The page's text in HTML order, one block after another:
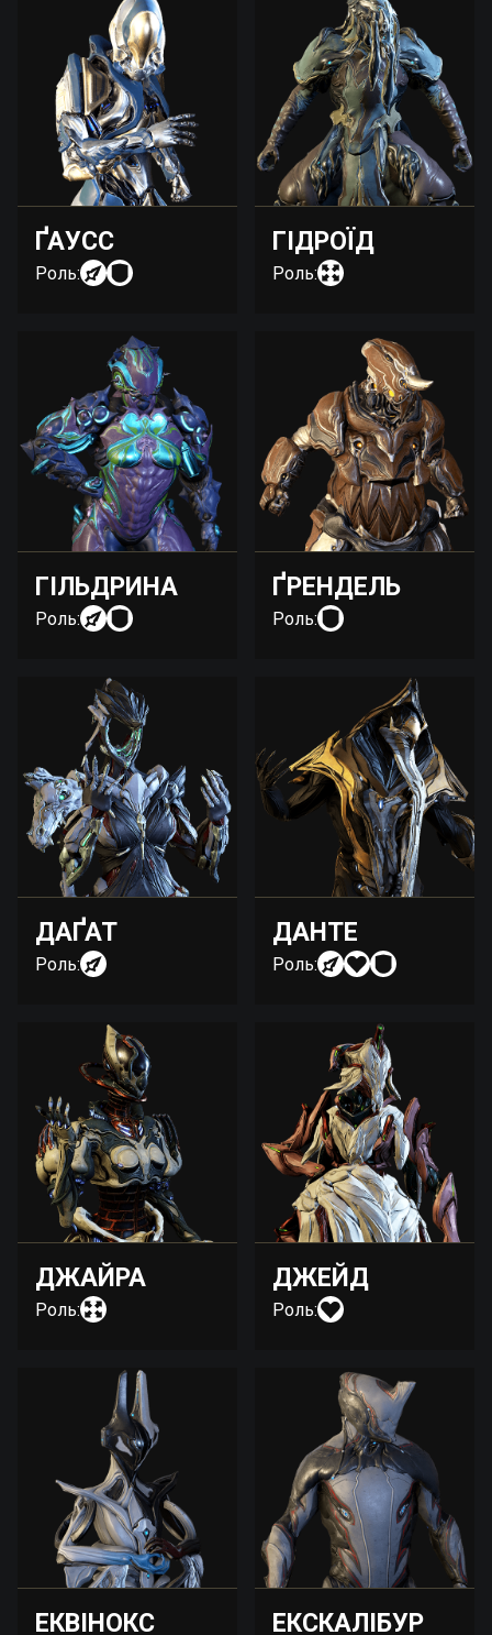
ҐАУСС
Роль:
ГІДРОЇД
Роль:
ГІЛЬДРИНА
Роль:
ҐРЕНДЕЛЬ
Роль:
ДАҐАТ
Роль:
ДАНТЕ
Роль:
ДЖАЙРА
Роль:
ДЖЕЙД
Роль:
ЕКВІНОКС ЕКСКАЛІБУР